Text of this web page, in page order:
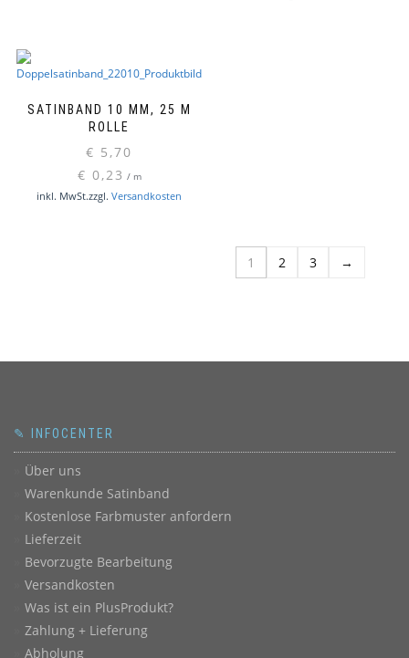
Varianten
Die
SATINBAND 10 MM, 25 M
ROLLE
€ 5,70
€ 0,23 / m
inkl. MwSt.zzgl. Versandkosten
1 2 3 →
✎ INFOCENTER
Über uns
Warenkunde Satinband
Kostenlose Farbmuster anfordern
Lieferzeit
Bevorzugte Bearbeitung
Versandkosten
Was ist ein PlusProdukt?
Zahlung + Lieferung
Abholung